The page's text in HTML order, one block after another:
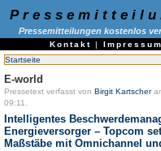
Pressemitteilungen kostenlos
Kontakt | Impressum
Startseite
E-world
Pressetext verfasst von Birgit Kartscher
09:11.
Intelligentes
Energieversorger – Topcom
Maßstäbe mit Omnichannel